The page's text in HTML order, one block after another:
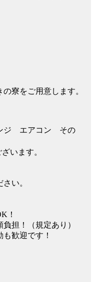
寮をご用意します。
ジ エアコン その
います。
い。
！
担！（規定あり）
歓迎です！